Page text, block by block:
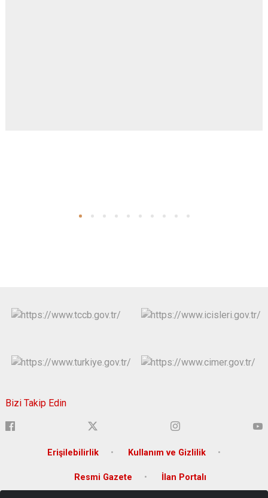
Bizi Takip Edin
Erişilebilirlik Kullanım ve Gizlilik
Resmi Gazete İlan Portalı